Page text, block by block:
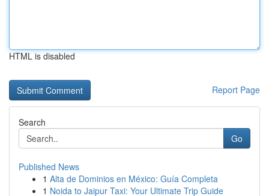
HTML is disabled
Report Page
Search
Go
Published News
1 Alta de Dominios en México: Guía Completa
1 Noida to Jaipur Taxi: Your Ultimate Trip Guide